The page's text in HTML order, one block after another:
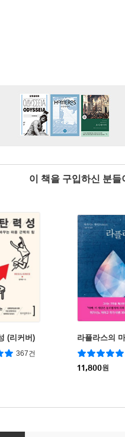
이 책을 구입하신 분
(리커버)
367건
라플라스의
11,800원